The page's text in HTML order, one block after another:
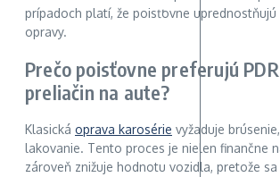
prípadoch platí, že poisťovne uprednostňujú
opravy.
Prečo poisťovne preferujú
preliačin na aute?
Klasická oprava karosérie vyžaduje
lakovanie. Tento proces je nielen finančne
zároveň znižuje hodnotu vozidla, pretože